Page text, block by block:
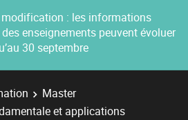
modification : les informations
enseignements peuvent évoluer
30 septembre
Master
et applications